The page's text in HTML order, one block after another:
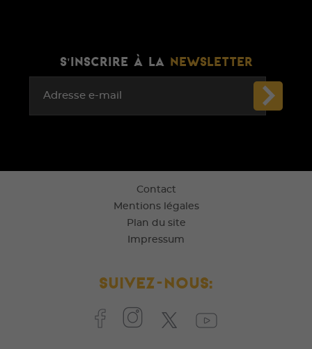
S'INSCRIRE À LA NEWSLETTER
Adresse e-mail
Contact
Mentions légales
Plan du site
Impressum
Suivez-nous: